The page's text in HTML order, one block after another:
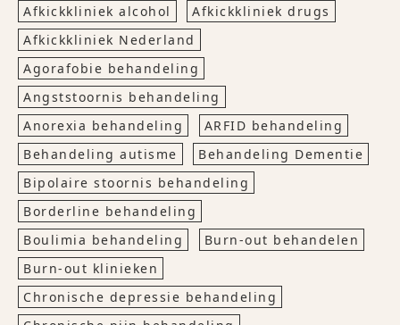
Afkickkliniek alcohol
Afkickkliniek drugs
Afkickkliniek Nederland
Agorafobie behandeling
Angststoornis behandeling
Anorexia behandeling
ARFID behandeling
Behandeling autisme
Behandeling Dementie
Bipolaire stoornis behandeling
Borderline behandeling
Boulimia behandeling
Burn-out behandelen
Burn-out klinieken
Chronische depressie behandeling